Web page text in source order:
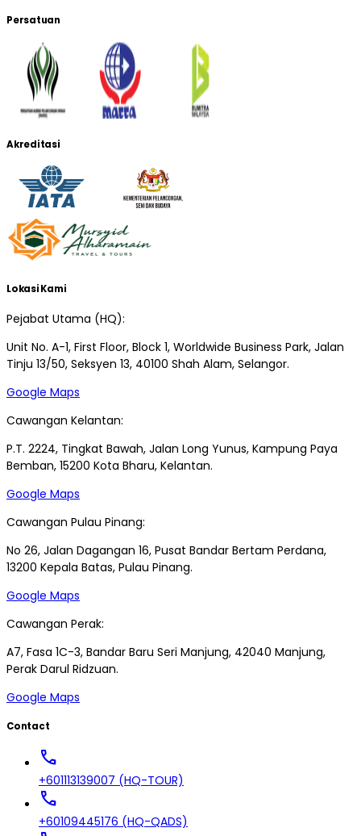
Persatuan
Akreditasi
Lokasi Kami
Pejabat Utama (HQ):
Unit No. A-1, First Floor, Block 1, Worldwide Business Park, Jalan
Tinju 13/50, Seksyen 13, 40100 Shah Alam, Selangor.
Google Maps
Cawangan Kelantan:
P.T. 2224, Tingkat Bawah, Jalan Long Yunus, Kampung Paya
Bemban, 15200 Kota Bharu, Kelantan.
Google Maps
Cawangan Pulau Pinang:
No 26, Jalan Dagangan 16, Pusat Bandar Bertam Perdana,
13200 Kepala Batas, Pulau Pinang.
Google Maps
Cawangan Perak:
A7, Fasa 1C-3, Bandar Baru Seri Manjung, 42040 Manjung,
Perak Darul Ridzuan.
Google Maps
Contact
call
+601113139007 (HQ-TOUR)
call
+60109445176 (HQ-QADS)